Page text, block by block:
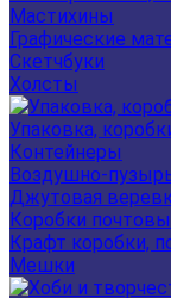
Мастихины
Графические
Скетчбуки
Холсты
Упаковка,
Контейнеры
Воздушно-
Джутовая
Коробки
Крафт коробки,
Мешки